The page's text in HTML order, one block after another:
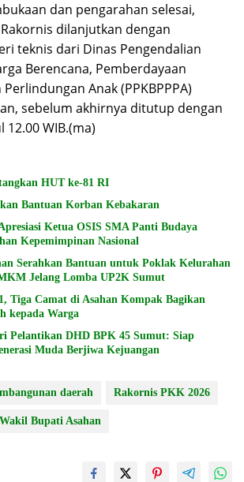
dan pengarahan selesai,
dilanjutkan dengan
teknis dari Dinas Pengendalian
Berencana, Pemberdayaan
Anak (PPKBPPPA)
sebelum akhirnya ditutup dengan
WIB.(ma)
HUT ke-81 RI
Bantuan Korban Kebakaran
Ketua OSIS SMA Panti Budaya
Kepemimpinan Nasional
Serahkan Bantuan untuk Poklak Kelurahan
Jelang Lomba UP2K Sumut
Tiga Camat di Asahan Kompak Bagikan
kepada Warga
Pelantikan DHD BPK 45 Sumut: Siap
Muda Berjiwa Kejuangan
daerah Rakornis PKK 2026
Wakil Bupati Asahan